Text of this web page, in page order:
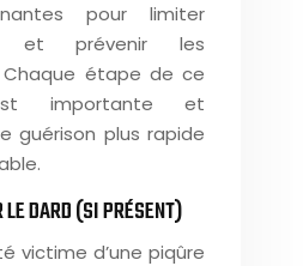
pour limiter
et prévenir les
Chaque étape de ce
importante et
guérison plus rapide
LE DARD (SI PRÉSENT)
victime d’une piqûre